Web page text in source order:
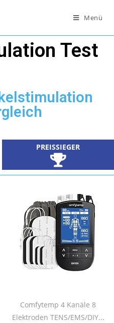
Menü
Test
PREISSIEGER
Comfytemp 4 Kanäle 8
Elektroden TENS/EMS/DIY...